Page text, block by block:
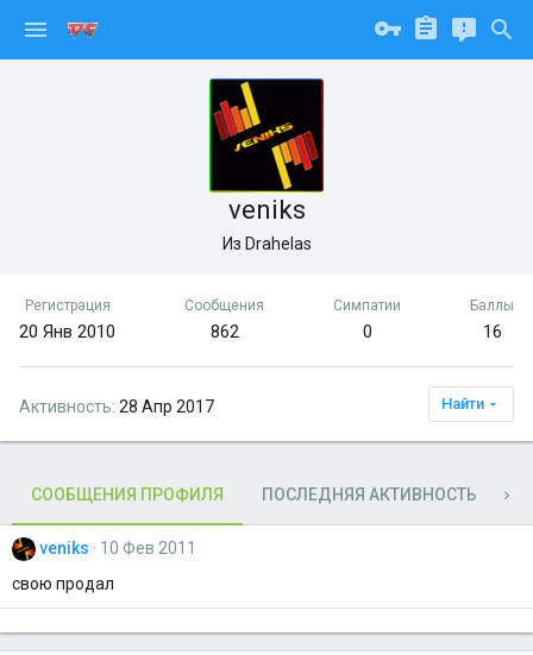
veniks
Из Drahelas
Регистрация
20 Янв 2010
Сообщения
862
Симпатии
0
Баллы
16
Активность 28 Апр 2017 Найти
СООБЩЕНИЯ ПРОФИЛЯ ПОСЛЕДНЯЯ АКТИВНОСТЬ
veniks
10 Фев 2011
свою продал